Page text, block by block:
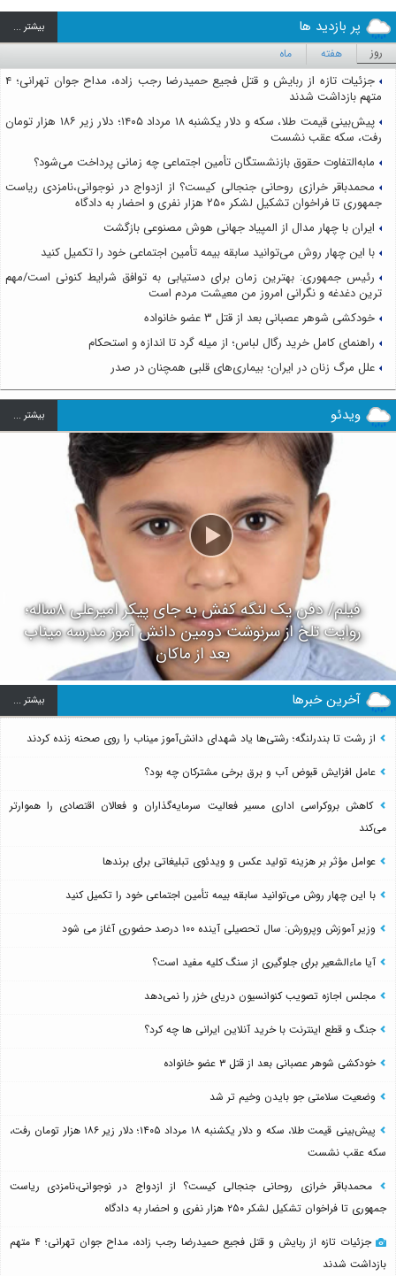
پر بازدید ها بيشتر ...
روز هفته ماه
جزئیات تازه از ربایش و قتل فجیع حمیدرضا رجب زاده، مداح جوان تهرانی؛ ۴
متهم بازداشت شدند
پیش‌بینی قیمت طلا، سکه و دلار یکشنبه ۱۸ مرداد ۱۴۰۵؛ دلار زیر ۱۸۶ هزار تومان
رفت، سکه عقب نشست
مابه‌التفاوت حقوق بازنشستگان تأمین اجتماعی چه زمانی پرداخت می‌شود؟
محمدباقر خرازی روحانی جنجالی کیست؟ از ازدواج در نوجوانی،نامزدی ریاست
جمهوری تا فراخوان تشکیل لشکر ۲۵۰ هزار نفری و احضار به دادگاه
ایران با چهار مدال از المپیاد جهانی هوش مصنوعی بازگشت
با این چهار روش می‌توانید سابقه بیمه تأمین اجتماعی خود را تکمیل کنید
رئیس جمهوری: بهترین زمان برای دستیابی به توافق شرایط کنونی است/مهم
ترین دغدغه و نگرانی امروز من معیشت مردم است
خودکشی شوهر عصبانی بعد از قتل ۳ عضو خانواده
راهنمای کامل خرید رگال لباس؛ از میله گرد تا اندازه و استحکام
علل مرگ زنان در ایران؛ بیماری‌های قلبی همچنان در صدر
ویدئو بيشتر ...
فیلم/ دفن یک لنگه کفش به جای پیکر امیرعلی ۸ساله؛
روایت تلخ از سرنوشت دومین دانش آموز مدرسه میناب
بعد از ماکان
آخرین خبرها بيشتر ...
از رشت تا بندرلنگه؛ رشتی‌ها یاد شهدای دانش‌آموز میناب را روی صحنه زنده کردند
عامل افزایش قبوض آب و برق برخی مشترکان چه بود؟
کاهش بروکراسی اداری مسیر فعالیت سرمایه‌گذاران و فعالان اقتصادی را هموارتر
می‌کند
عوامل مؤثر بر هزینه تولید عکس و ویدئوی تبلیغاتی برای برندها
با این چهار روش می‌توانید سابقه بیمه تأمین اجتماعی خود را تکمیل کنید
وزیر آموزش وپرورش: سال تحصیلی آینده ۱۰۰ درصد حضوری آغاز می شود
آیا ماءالشعیر برای جلوگیری از سنگ کلیه مفید است؟
مجلس اجازه تصویب کنوانسیون دریای خزر را نمی‌دهد
جنگ و قطع اینترنت با خرید آنلاین ایرانی ها چه کرد؟
خودکشی شوهر عصبانی بعد از قتل ۳ عضو خانواده
وضعیت سلامتی جو بایدن وخیم تر شد
پیش‌بینی قیمت طلا، سکه و دلار یکشنبه ۱۸ مرداد ۱۴۰۵؛ دلار زیر ۱۸۶ هزار تومان رفت،
سکه عقب نشست
محمدباقر خرازی روحانی جنجالی کیست؟ از ازدواج در نوجوانی،نامزدی ریاست
جمهوری تا فراخوان تشکیل لشکر ۲۵۰ هزار نفری و احضار به دادگاه
جزئیات تازه از ربایش و قتل فجیع حمیدرضا رجب زاده، مداح جوان تهرانی؛ ۴ متهم
بازداشت شدند